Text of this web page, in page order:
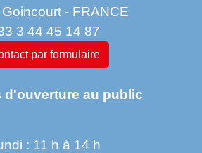
- FRANCE
3 44 45 14 87
par formulaire
d'ouverture au public
: 11 h à 14 h